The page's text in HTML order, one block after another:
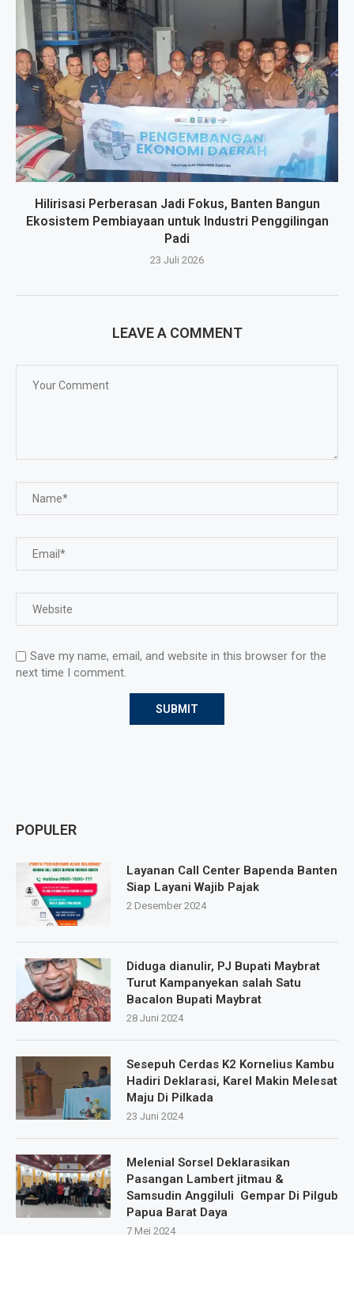
Hilirisasi Perberasan Jadi Fokus, Banten Bangun
Ekosistem Pembiayaan untuk Industri Penggilingan
Padi
23 Juli 2026
LEAVE A COMMENT
Save my name, email, and website in this browser for the
next time I comment.
POPULER
Layanan Call Center Bapenda Banten
Siap Layani Wajib Pajak
2 Desember 2024
Diduga dianulir, PJ Bupati Maybrat
Turut Kampanyekan salah Satu
Bacalon Bupati Maybrat
28 Juni 2024
Sesepuh Cerdas K2 Kornelius Kambu
Hadiri Deklarasi, Karel Makin Melesat
Maju Di Pilkada
23 Juni 2024
Melenial Sorsel Deklarasikan
Pasangan Lambert jitmau &
Samsudin Anggiluli Gempar Di Pilgub
Papua Barat Daya
7 Mei 2024